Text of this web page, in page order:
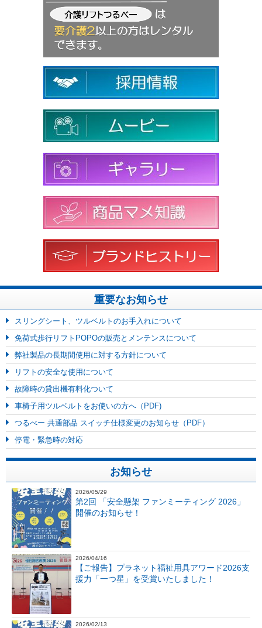
重要なお知らせ
スリングシート、ツルベルトのお手入れについて
免荷式歩行リフトPOPOの販売とメンテンスについて
弊社製品の長期間使用に対する方針について
リフトの安全な使用について
故障時の貸出機有料化ついて
車椅子用ツルベルトをお使いの方へ（PDF)
つるべー 共通部品 スイッチ仕様変更のお知らせ（PDF）
停電・緊急時の対応
お知らせ
2026/05/29
第2回 「安全懸架 ファンミーティング 2026」
開催のお知らせ！
2026/04/16
【ご報告】プラネット福祉用具アワード2026支
援力「一つ星」を受賞いたしました！
2026/02/13